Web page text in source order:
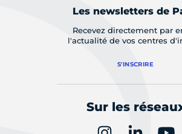
Les newsletters de
Recevez directement par
l'actualité de vos centres
S'INSCRIRE
Sur les